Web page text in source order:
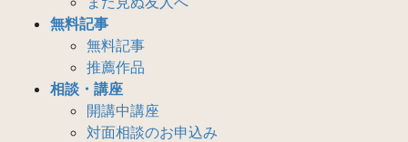
無料記事
無料記事
推薦作品
相談・講座
開講中講座
対面相談のお申込み